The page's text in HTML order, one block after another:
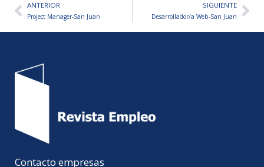
AntANTERIOR
Project Manager-San Juan
SIGUIENTE
Desarrollador/a Web-San Juan
Contacto empresas